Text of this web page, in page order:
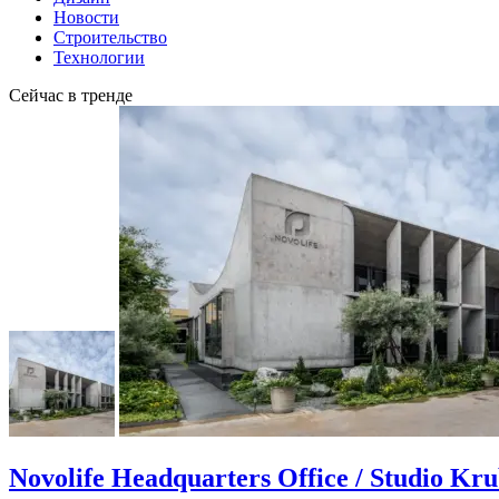
Новости
Строительство
Технологии
Сейчас в тренде
Novolife Headquarters Office / Studio